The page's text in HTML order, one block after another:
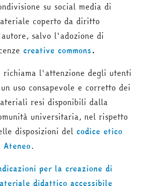
su social media di
coperto da diritto
salvo l'adozione di
creative commons.
richiama l'attenzione degli utenti
uso consapevole e corretto dei
resi disponibili dalla
universitaria, nel rispetto
disposizioni del codice etico
Ateneo.
per la creazione di
didattico accessibile